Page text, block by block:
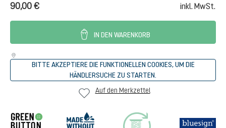
90,00 € inkl. MwSt.
IN DEN WARENKORB
BITTE AKZEPTIERE DIE FUNKTIONELLEN COOKIES, UM DIE
HÄNDLERSUCHE ZU STARTEN.
Auf den Merkzettel